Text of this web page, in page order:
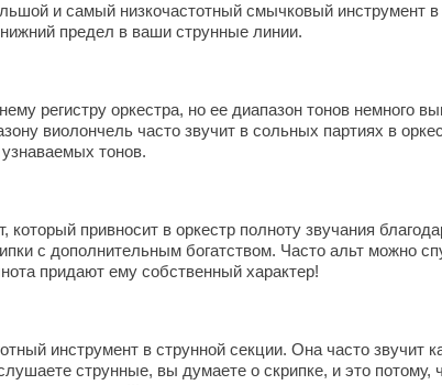
и самый низкочастотный смычковый инструмент в
предел в ваши струнные линии.
регистру оркестра, но ее диапазон тонов немного
виолончель часто звучит в сольных партиях в
узнаваемых тонов.
который привносит в оркестр полноту звучания
с дополнительным богатством. Часто альт можно
придают ему собственный характер!
инструмент в струнной секции. Она часто звучит
струнные, вы думаете о скрипке, и это потому,